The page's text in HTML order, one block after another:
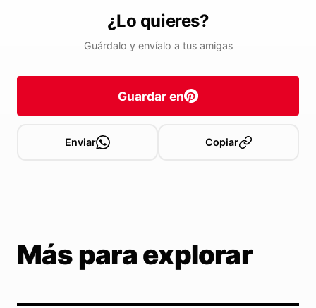
¿Lo quieres?
Guárdalo y envíalo a tus amigas
Guardar en
Enviar Copiar
Más para explorar